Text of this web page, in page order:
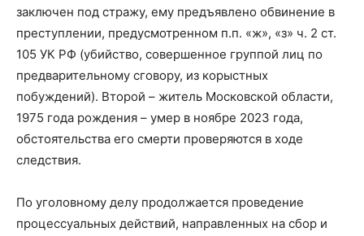
заключен под стражу, ему предъявлено обвинение в
преступлении, предусмотренном п.п. «ж», «з» ч. 2 ст.
105 УК РФ (убийство, совершенное группой лиц по
предварительному сговору, из корыстных
побуждений). Второй – житель Московской области,
1975 года рождения – умер в ноябре 2023 года,
обстоятельства его смерти проверяются в ходе
следствия.
По уголовному делу продолжается проведение
процессуальных действий, направленных на сбор и